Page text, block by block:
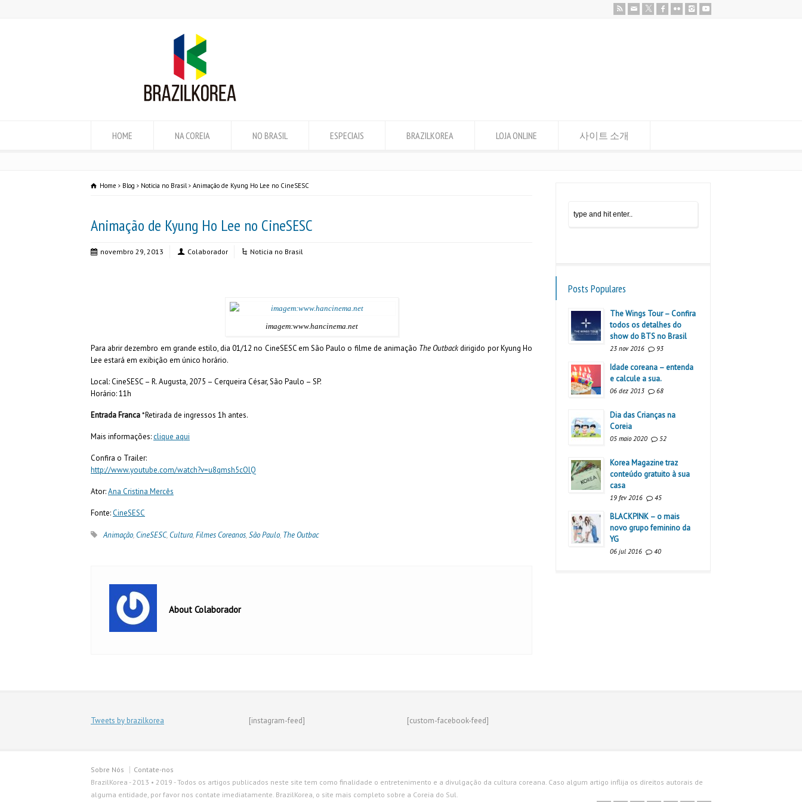
HOME NA COREIA NO BRASIL ESPECIAIS BRAZILKOREA LOJA ONLINE 사이트 소개
Home Blog Noticia no Brasil Animação de Kyung Ho Lee no CineSESC
Animação de Kyung Ho Lee no CineSESC
novembro 29, 2013 Colaborador Noticia no Brasil
imagem:www.hancinema.net
Para abrir dezembro em grande estilo, dia 01/12 no CineSESC em São Paulo o filme de animação The Outbackdirigido por Kyung Ho
Lee estará em exibição em único horário.
Local: CineSESC – R. Augusta, 2075 – Cerqueira César, São Paulo – SP.
Horário: 11h
Entrada Franca*Retirada de ingressos 1h antes.
Mais informações:clique aqui
Confira o Trailer:
http://www.youtube.com/watch?v=u8qmsh5cOlQ
Ator:Ana Cristina Mercês
Fonte: CineSESC
Animação, CineSESC, Cultura,Filmes Coreanos,São Paulo, The Outbac
About Colaborador
Posts Populares
The Wings Tour – Confira
todos os detalhes do
show do BTS no Brasil
23 nov 2016 93
Idade coreana – entenda
e calcule a sua.
06 dez 2013 68
Dia das Crianças na
Coreia
05 maio 2020 52
Korea Magazine traz
conteúdo gratuito à sua
casa
19 fev 2016 45
BLACKPINK – o mais
novo grupo feminino da
YG
06 jul 2016 40
Tweets by brazilkorea [instagram-feed] [custom-facebook-feed]
Sobre Nós
Contate-nos
BrazilKorea - 2013 • 2019 - Todos os artigos publicados neste site tem como finalidade o entretenimento e a divulgação da cultura coreana. Caso algum artigo inflija os direitos autorais de
alguma entidade, por favor nos contate imediatamente. BrazilKorea, o site mais completo sobre a Coreia do Sul.